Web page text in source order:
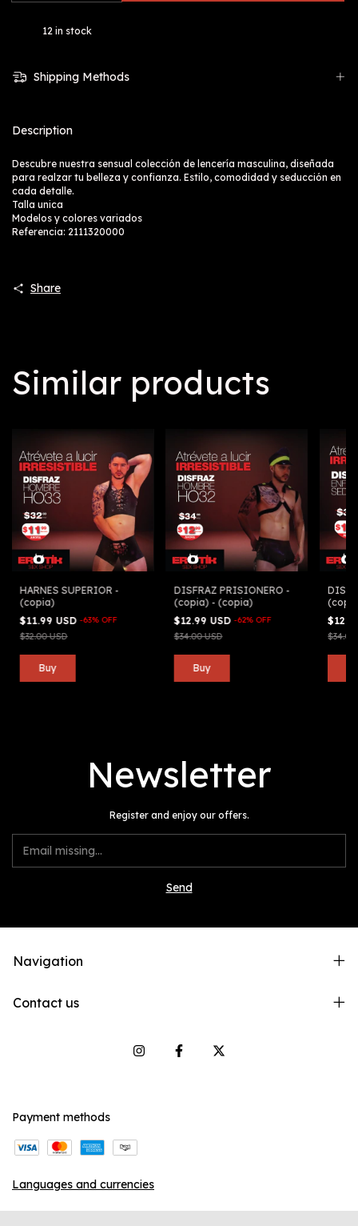
12in stock
Shipping Methods
Description
Descubre nuestra sensual colección de lencería masculina, diseñada
para realzar tu belleza y confianza. Estilo, comodidad y seducción en
cada detalle.
Talla unica
Modelos y colores variados
Referencia: 2111320000
Share
Similar products
HARNES SUPERIOR -
(copia)
$11.99 USD-63% OFF
$32.00 USD
DISFRAZ PRISIONERO -
(copia) - (copia)
$12.99 USD-62% OFF
$34.00 USD
-
$34.00
Newsletter
Register and enjoy our offers.
Navigation
Contact us
Payment methods
Languages and currencies